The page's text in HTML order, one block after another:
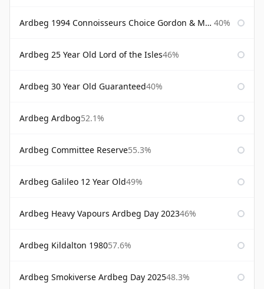
Ardbeg 1994 Connoisseurs Choice Gordon & Macphail 40%
Ardbeg 25 Year Old Lord of the Isles46%
Ardbeg 30 Year Old Guaranteed40%
Ardbeg Ardbog52.1%
Ardbeg Committee Reserve55.3%
Ardbeg Galileo 12 Year Old49%
Ardbeg Heavy Vapours Ardbeg Day 202346%
Ardbeg Kildalton 198057.6%
Ardbeg Smokiverse Ardbeg Day 202548.3%